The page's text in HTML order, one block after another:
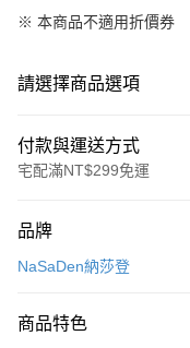
※ 本商品不適用折價券
請選擇商品選項
付款與運送方式
宅配滿NT$299免運
信用卡一次付款
Apple Pay
品牌
NaSaDen納莎登
商品特色